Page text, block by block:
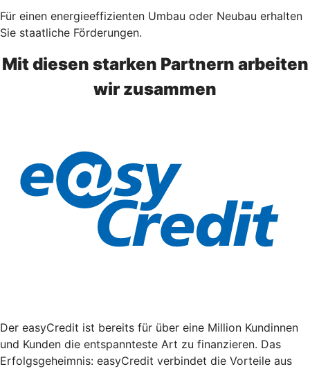
Für einen energieeffizienten Umbau oder Neubau erhalten
Sie staatliche Förderungen.
Mit diesen starken Partnern arbeiten
wir zusammen
Der easyCredit ist bereits für über eine Million Kundinnen
und Kunden die entspannteste Art zu finanzieren. Das
Erfolgsgeheimnis: easyCredit verbindet die Vorteile aus